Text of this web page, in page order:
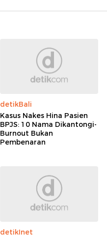
detikBali
Kasus Nakes Hina Pasien
BPJS: 10 Nama Dikantongi-
Burnout Bukan
Pembenaran
detikInet